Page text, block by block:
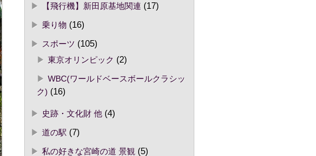
【飛行機】新田原基地関連 (17)
乗り物 (16)
スポーツ (105)
東京オリンピック (2)
WBC(ワールドベースボールクラシッ
ク) (16)
史跡・文化財 他(4)
道の駅 (7)
私の好きな宮崎の道 景観 (5)